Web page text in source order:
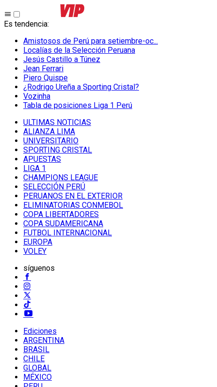
Es tendencia:
Amistosos de Perú para setiembre-oc...
Localías de la Selección Peruana
Jesús Castillo a Túnez
Jean Ferrari
Piero Quispe
¿Rodrigo Ureña a Sporting Cristal?
Vozinha
Tabla de posiciones Liga 1 Perú
ULTIMAS NOTICIAS
ALIANZA LIMA
UNIVERSITARIO
SPORTING CRISTAL
APUESTAS
LIGA 1
CHAMPIONS LEAGUE
SELECCIÓN PERÚ
PERUANOS EN EL EXTERIOR
ELIMINATORIAS CONMEBOL
COPA LIBERTADORES
COPA SUDAMERICANA
FUTBOL INTERNACIONAL
EUROPA
VOLEY
síguenos
Ediciones
ARGENTINA
BRASIL
CHILE
GLOBAL
MÉXICO